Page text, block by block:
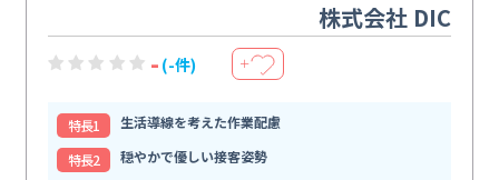
株式会社 DIC
- (-件) ＋
特⻑1
生活導線を考えた作業配慮
特⻑2
穏やかで優しい接客姿勢